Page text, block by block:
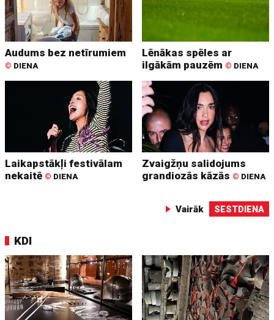
Audums bez netīrumiem
© DIENA
Lēnākas spēles ar
ilgākām pauzēm © DIENA
Laikapstākļi festivālam
nekaitē © DIENA
Zvaigžņu salidojums
grandiozās kāzās © DIENA
Vairāk SESTDIENA
KDI